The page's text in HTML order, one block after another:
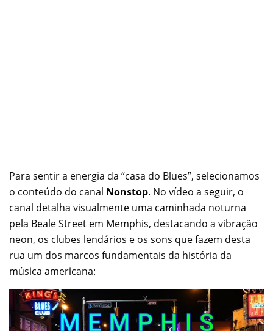
Para sentir a energia da “casa do Blues”, selecionamos
o conteúdo do canal Nonstop. No vídeo a seguir, o
canal detalha visualmente uma caminhada noturna
pela Beale Street em Memphis, destacando a vibração
neon, os clubes lendários e os sons que fazem desta
rua um dos marcos fundamentais da história da
música americana: